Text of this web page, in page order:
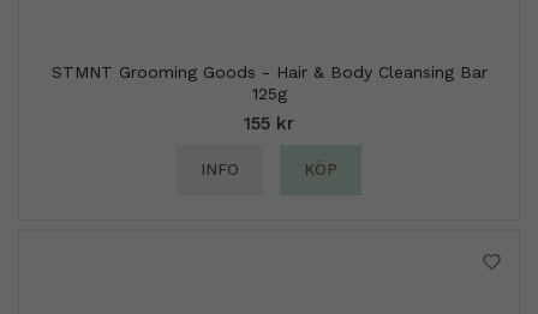
STMNT Grooming Goods - Hair & Body Cleansing Bar
125g
155 kr
INFO KÖP